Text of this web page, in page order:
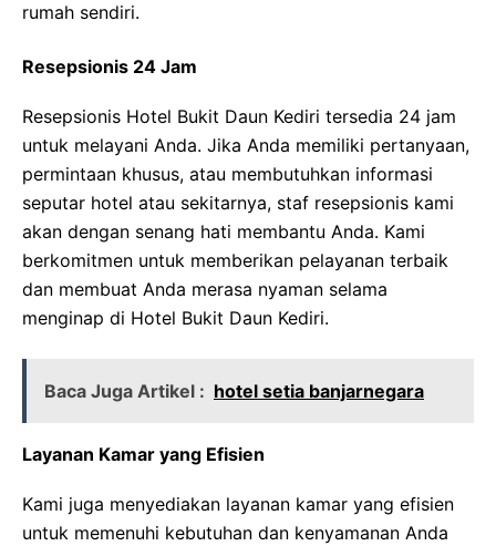
rumah sendiri.
Resepsionis 24 Jam
Resepsionis Hotel Bukit Daun Kediri tersedia 24 jam
untuk melayani Anda. Jika Anda memiliki pertanyaan,
permintaan khusus, atau membutuhkan informasi
seputar hotel atau sekitarnya, staf resepsionis kami
akan dengan senang hati membantu Anda. Kami
berkomitmen untuk memberikan pelayanan terbaik
dan membuat Anda merasa nyaman selama
menginap di Hotel Bukit Daun Kediri.
Baca Juga Artikel : hotel setia banjarnegara
Layanan Kamar yang Efisien
Kami juga menyediakan layanan kamar yang efisien
untuk memenuhi kebutuhan dan kenyamanan Anda